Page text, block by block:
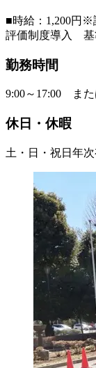
■時給：1,200円※
評価制度導入 基
勤務時間
9:00～17:00 また
休日・休暇
土・日・祝日年